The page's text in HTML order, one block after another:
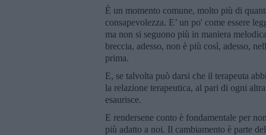
È un momento comune, molto più di
consapevolezza. E’ un po' come essere
ma non si seguono più in maniera
breccia, adesso, non è più così, adesso,
prima.
E, se talvolta può darsi che il terapeuta
la relazione terapeutica, al pari di ogni
esaurisce.
E rendersene conto è fondamentale per
più adatto a noi. Il cambiamento è parte